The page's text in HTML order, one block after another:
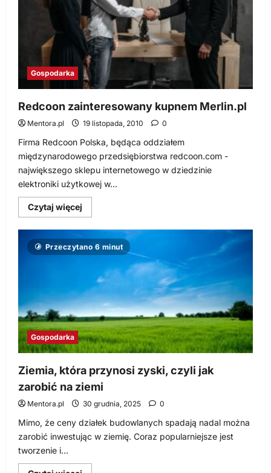
Gospodarka
Redcoon zainteresowany kupnem Merlin.pl
Mentora.pl 19 listopada, 2010 0
Firma Redcoon Polska, będąca oddziałem
międzynarodowego przedsiębiorstwa redcoon.com -
największego sklepu internetowego w dziedzinie
elektroniki użytkowej w...
Czytaj więcej
się
o
Redcoon
zainteresowany
kupnem
Merlin.pl
Przeczytano 6 minut
Gospodarka
Ziemia, która przynosi zyski, czyli jak
zarobić na ziemi
Mentora.pl 30 grudnia, 2025 0
Mimo, że ceny działek budowlanych spadają nadal można
zarobić inwestując w ziemię. Coraz popularniejsze jest
tworzenie i...